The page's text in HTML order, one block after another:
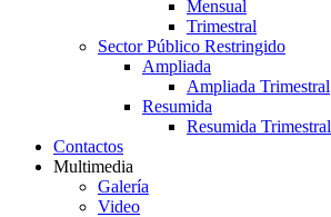
Mensual
Trimestral
Sector Público Restringido
Ampliada
Ampliada Trimestral
Resumida
Resumida Trimestral
Contactos
Multimedia
Galería
Video